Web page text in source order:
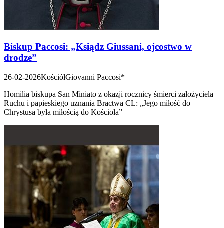
Biskup Paccosi: „Ksiądz Giussani, ojcostwo w
drodze”
26-02-2026KościółGiovanni Paccosi*
Homilia biskupa San Miniato z okazji rocznicy śmierci założyciela
Ruchu i papieskiego uznania Bractwa CL: „Jego miłość do
Chrystusa była miłością do Kościoła”